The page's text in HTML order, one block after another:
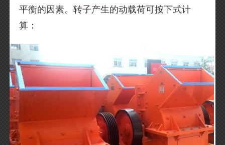
平衡的因素。转子产生的动载荷可按下式计
算：